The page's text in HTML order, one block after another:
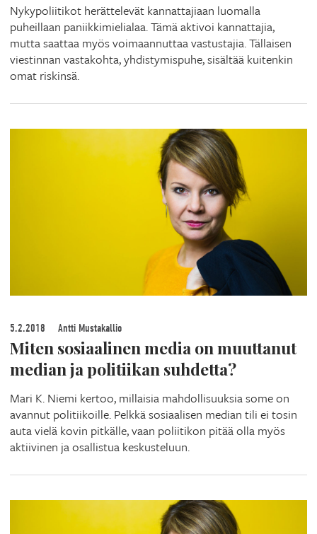
Nykypoliitikot herättelevät kannattajiaan luomalla
puheillaan paniikkimielialaa. Tämä aktivoi kannattajia,
mutta saattaa myös voimaannuttaa vastustajia. Tällaisen
viestinnan vastakohta, yhdistymispuhe, sisältää kuitenkin
omat riskinsä.
5.2.2018 Antti Mustakallio
Miten sosiaalinen media on muuttanut
median ja politiikan suhdetta?
Mari K. Niemi kertoo, millaisia mahdollisuuksia some on
avannut politiikoille. Pelkkä sosiaalisen median tili ei tosin
auta vielä kovin pitkälle, vaan poliitikon pitää olla myös
aktiivinen ja osallistua keskusteluun.